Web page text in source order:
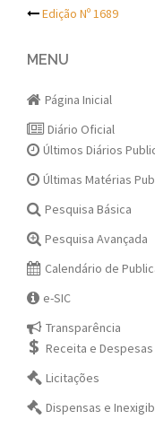
Post
Edição Nº 1689
MENU
Página Inicial
Diário Oficial
Últimos Diários
Últimas Matérias
Pesquisa Básica
Pesquisa Avançada
Calendário de
e-SIC
Transparência
Receita e Despesas
Licitações
Dispensas e